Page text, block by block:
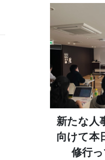
新たな人
向けて本
修行